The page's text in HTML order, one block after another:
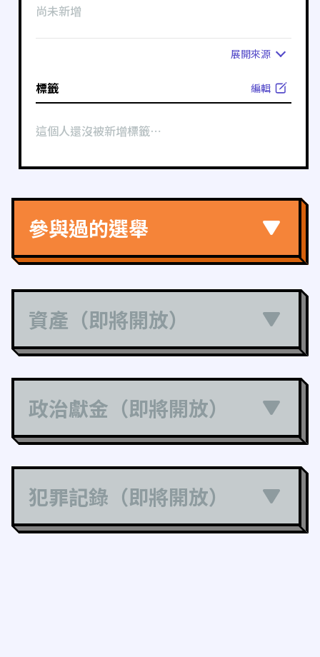
尚未新增
展開來源
標籤 編輯
這個人還沒被新增標籤⋯
參與過的選舉
資產（即將開放）
政治獻金（即將開放）
犯罪記錄（即將開放）